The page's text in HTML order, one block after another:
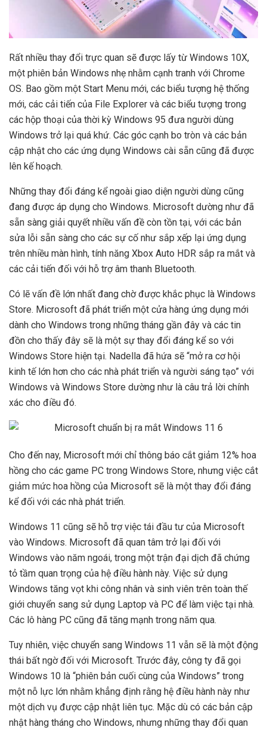
Rất nhiều thay đổi trực quan sẽ được lấy từ Windows 10X,
một phiên bản Windows nhẹ nhằm cạnh tranh với Chrome
OS. Bao gồm một Start Menu mới, các biểu tượng hệ thống
mới, các cải tiến của File Explorer và các biểu tượng trong
các hộp thoại của thời kỳ Windows 95 đưa người dùng
Windows trở lại quá khứ. Các góc cạnh bo tròn và các bản
cập nhật cho các ứng dụng Windows cài sẵn cũng đã được
lên kế hoạch.
Những thay đổi đáng kể ngoài giao diện người dùng cũng
đang được áp dụng cho Windows. Microsoft dường như đã
sẵn sàng giải quyết nhiều vấn đề còn tồn tại, với các bản
sửa lỗi sẵn sàng cho các sự cố như sắp xếp lại ứng dụng
trên nhiều màn hình, tính năng Xbox Auto HDR sắp ra mắt và
các cải tiến đối với hỗ trợ âm thanh Bluetooth.
Có lẽ vấn đề lớn nhất đang chờ được khắc phục là Windows
Store. Microsoft đã phát triển một cửa hàng ứng dụng mới
dành cho Windows trong những tháng gần đây và các tin
đồn cho thấy đây sẽ là một sự thay đổi đáng kể so với
Windows Store hiện tại. Nadella đã hứa sẽ “mở ra cơ hội
kinh tế lớn hơn cho các nhà phát triển và người sáng tạo” với
Windows và Windows Store dường như là câu trả lời chính
xác cho điều đó.
Cho đến nay, Microsoft mới chỉ thông báo cắt giảm 12% hoa
hồng cho các game PC trong Windows Store, nhưng việc cắt
giảm mức hoa hồng của Microsoft sẽ là một thay đổi đáng
kể đối với các nhà phát triển.
Windows 11 cũng sẽ hỗ trợ việc tái đầu tư của Microsoft
vào Windows. Microsoft đã quan tâm trở lại đối với
Windows vào năm ngoái, trong một trận đại dịch đã chứng
tỏ tầm quan trọng của hệ điều hành này. Việc sử dụng
Windows tăng vọt khi công nhân và sinh viên trên toàn thế
giới chuyển sang sử dụng Laptop và PC để làm việc tại nhà.
Các lô hàng PC cũng đã tăng mạnh trong năm qua.
Tuy nhiên, việc chuyển sang Windows 11 vẫn sẽ là một động
thái bất ngờ đối với Microsoft. Trước đây, công ty đã gọi
Windows 10 là “phiên bản cuối cùng của Windows” trong
một nỗ lực lớn nhằm khẳng định rằng hệ điều hành này như
một dịch vụ được cập nhật liên tục. Mặc dù có các bản cập
nhật hàng tháng cho Windows, nhưng những thay đổi quan